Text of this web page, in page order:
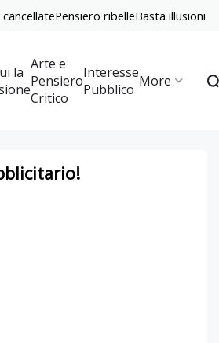
Pensiero ribelleBasta illusioni
la Arte e
Pensiero
Critico
Interesse
Pubblico More